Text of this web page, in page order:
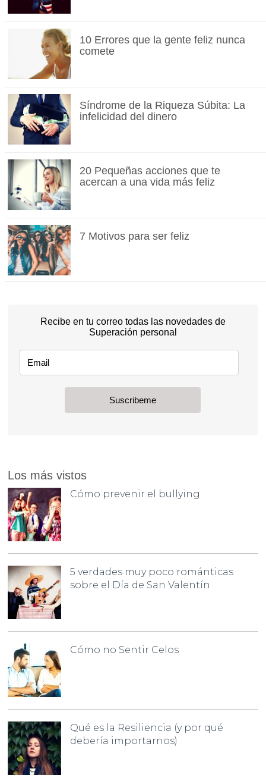
10 Errores que la gente feliz nunca
comete
Síndrome de la Riqueza Súbita: La
infelicidad del dinero
20 Pequeñas acciones que te
acercan a una vida más feliz
7 Motivos para ser feliz
Los más vistos
Cómo prevenir el bullying
5 verdades muy poco románticas
sobre el Día de San Valentín
Cómo no Sentir Celos
Qué es la Resiliencia (y por qué
debería importarnos)